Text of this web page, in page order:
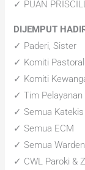
✓ PUAN
DIJEMPUT
✓ Paderi, Sister
✓ Komiti
✓ Komiti
✓ Tim Pelayanan
✓ Semua Katekis
✓ Semua ECM
✓ Semua Warden
✓ CWL Paroki &